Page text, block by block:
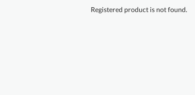
Registered product is not found.